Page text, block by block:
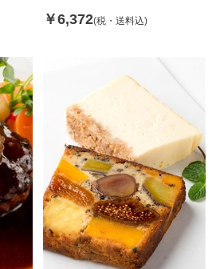
￥6,372(税・送料込)